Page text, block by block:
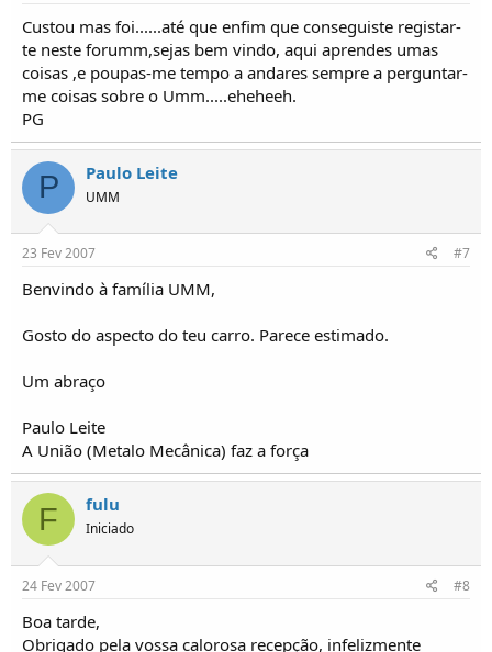
Custou mas foi......até que enfim que conseguiste registar-
te neste forumm,sejas bem vindo, aqui aprendes umas
coisas ,e poupas-me tempo a andares sempre a perguntar-
me coisas sobre o Umm.....eheheeh.
PG
P Paulo Leite
UMM
23 Fev 2007 #7
Benvindo à família UMM,
Gosto do aspecto do teu carro. Parece estimado.
Um abraço
Paulo Leite
A União (Metalo Mecânica) faz a força
F fulu
Iniciado
24 Fev 2007 #8
Boa tarde,
Obrigado pela vossa calorosa recepção, infelizmente